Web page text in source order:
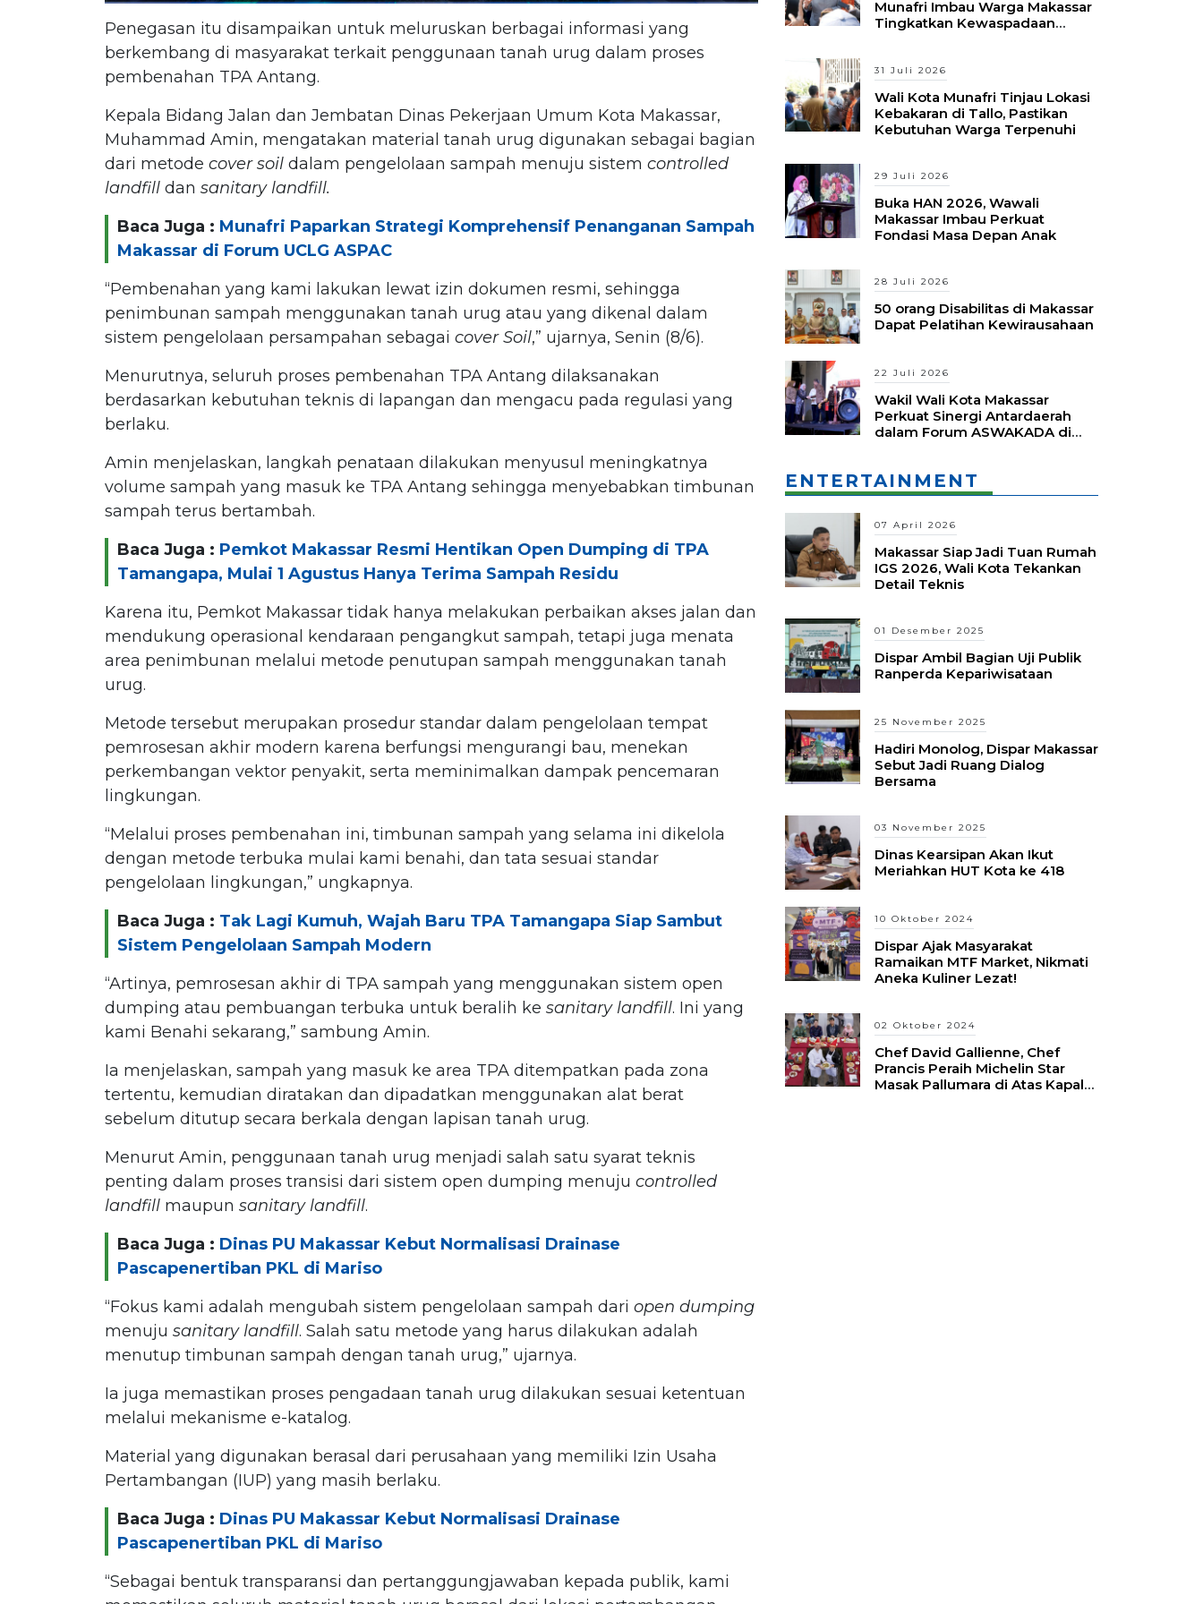
Penegasan itu disampaikan untuk meluruskan berbagai informasi yang
berkembang di masyarakat terkait penggunaan tanah urug dalam proses
pembenahan TPA Antang.
Kepala Bidang Jalan dan Jembatan Dinas Pekerjaan Umum Kota Makassar,
Muhammad Amin, mengatakan material tanah urug digunakan sebagai bagian
dari metode cover soil dalam pengelolaan sampah menuju sistem controlled
landfill dan sanitary landfill.
Baca Juga : Munafri Paparkan Strategi Komprehensif Penanganan Sampah
Makassar di Forum UCLG ASPAC
“Pembenahan yang kami lakukan lewat izin dokumen resmi, sehingga
penimbunan sampah menggunakan tanah urug atau yang dikenal dalam
sistem pengelolaan persampahan sebagai cover Soil,” ujarnya, Senin (8/6).
Menurutnya, seluruh proses pembenahan TPA Antang dilaksanakan
berdasarkan kebutuhan teknis di lapangan dan mengacu pada regulasi yang
berlaku.
Amin menjelaskan, langkah penataan dilakukan menyusul meningkatnya
volume sampah yang masuk ke TPA Antang sehingga menyebabkan timbunan
sampah terus bertambah.
Baca Juga : Pemkot Makassar Resmi Hentikan Open Dumping di TPA
Tamangapa, Mulai 1 Agustus Hanya Terima Sampah Residu
Karena itu, Pemkot Makassar tidak hanya melakukan perbaikan akses jalan dan
mendukung operasional kendaraan pengangkut sampah, tetapi juga menata
area penimbunan melalui metode penutupan sampah menggunakan tanah
urug.
Metode tersebut merupakan prosedur standar dalam pengelolaan tempat
pemrosesan akhir modern karena berfungsi mengurangi bau, menekan
perkembangan vektor penyakit, serta meminimalkan dampak pencemaran
lingkungan.
“Melalui proses pembenahan ini, timbunan sampah yang selama ini dikelola
dengan metode terbuka mulai kami benahi, dan tata sesuai standar
pengelolaan lingkungan,” ungkapnya.
Baca Juga : Tak Lagi Kumuh, Wajah Baru TPA Tamangapa Siap Sambut
Sistem Pengelolaan Sampah Modern
“Artinya, pemrosesan akhir di TPA sampah yang menggunakan sistem open
dumping atau pembuangan terbuka untuk beralih ke sanitary landfill. Ini yang
kami Benahi sekarang,” sambung Amin.
Ia menjelaskan, sampah yang masuk ke area TPA ditempatkan pada zona
tertentu, kemudian diratakan dan dipadatkan menggunakan alat berat
sebelum ditutup secara berkala dengan lapisan tanah urug.
Menurut Amin, penggunaan tanah urug menjadi salah satu syarat teknis
penting dalam proses transisi dari sistem open dumping menuju controlled
landfill maupun sanitary landfill.
Baca Juga : Dinas PU Makassar Kebut Normalisasi Drainase
Pascapenertiban PKL di Mariso
“Fokus kami adalah mengubah sistem pengelolaan sampah dari open dumping
menuju sanitary landfill. Salah satu metode yang harus dilakukan adalah
menutup timbunan sampah dengan tanah urug,” ujarnya.
Ia juga memastikan proses pengadaan tanah urug dilakukan sesuai ketentuan
melalui mekanisme e-katalog.
Material yang digunakan berasal dari perusahaan yang memiliki Izin Usaha
Pertambangan (IUP) yang masih berlaku.
Baca Juga : Dinas PU Makassar Kebut Normalisasi Drainase
Pascapenertiban PKL di Mariso
“Sebagai bentuk transparansi dan pertanggungjawaban kepada publik, kami
Munafri Imbau Warga Makassar
Tingkatkan Kewaspadaan
31 Juli 2026
Wali Kota Munafri Tinjau Lokasi
Kebakaran di Tallo, Pastikan
Kebutuhan Warga Terpenuhi
29 Juli 2026
Buka HAN 2026, Wawali
Makassar Imbau Perkuat
Fondasi Masa Depan Anak
28 Juli 2026
50 orang Disabilitas di Makassar
Dapat Pelatihan Kewirausahaan
22 Juli 2026
Wakil Wali Kota Makassar
Perkuat Sinergi Antardaerah
dalam Forum ASWAKADA di
ENTERTAINMENT
07 April 2026
Makassar Siap Jadi Tuan Rumah
IGS 2026, Wali Kota Tekankan
Detail Teknis
01 Desember 2025
Dispar Ambil Bagian Uji Publik
Ranperda Kepariwisataan
25 November 2025
Hadiri Monolog, Dispar Makassar
Sebut Jadi Ruang Dialog
Bersama
03 November 2025
Dinas Kearsipan Akan Ikut
Meriahkan HUT Kota ke 418
10 Oktober 2024
Dispar Ajak Masyarakat
Ramaikan MTF Market, Nikmati
Aneka Kuliner Lezat!
02 Oktober 2024
Chef David Gallienne, Chef
Prancis Peraih Michelin Star
Masak Pallumara di Atas Kapal